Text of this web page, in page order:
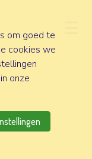
om goed te
cookies we
onze